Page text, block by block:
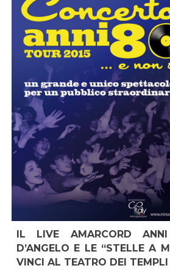
IL LIVE AMARCORD
D’ANGELO E LE “STELLE A
VINCI AL TEATRO DEI TEMPLI